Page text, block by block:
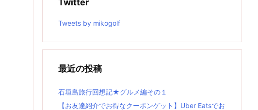
Twitter
Tweets by mikogolf
最近の投稿
石垣島旅行回想記★グルメ編その１
【お友達紹介でお得なクーポンゲット】Uber Eatsでお